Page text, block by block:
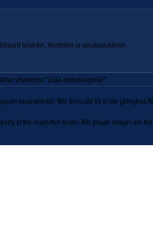
tuloksiin, tilastoihin ja sarjataulukkoon.
selaimesta "Lisää aloitusnäytölle"
tavaramerkki. NHL-finns.site:llä ei ole yhteyksiä
of the respective teams. NHL player images are